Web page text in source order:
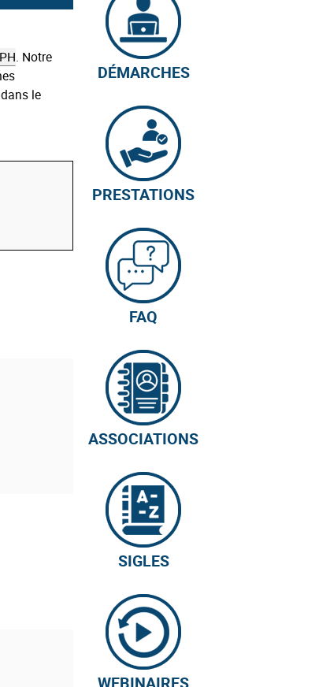
. Notre
le
DÉMARCHES
PRESTATIONS
FAQ
ASSOCIATIONS
SIGLES
WEBINAIRES